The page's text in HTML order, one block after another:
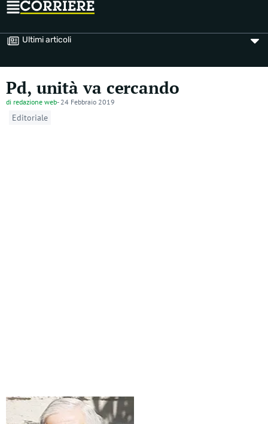
Ultimi articoli
Pd, unità va cercando
di redazione web- 24 Febbraio 2019
Editoriale